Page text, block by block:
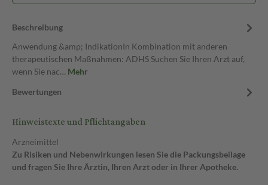
Beschreibung
Anwendung &amp; IndikationIn Kombination mit anderen
therapeutischen Maßnahmen: ADHS Suchen Sie Ihren Arzt auf,
wenn Sie nac… Mehr
Bewertungen
Hinweistexte und Pflichtangaben
Arzneimittel
Zu Risiken und Nebenwirkungen lesen Sie die Packungsbeilage
und fragen Sie Ihre Ärztin, Ihren Arzt oder in Ihrer Apotheke.